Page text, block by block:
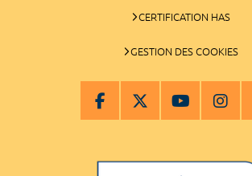
CERTIFICATION HAS
GESTION DES COOKIES